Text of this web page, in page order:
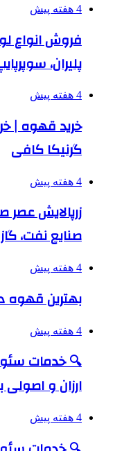
4 هفته پیش
پلیران،
4 هفته پیش
خرید قهوه |
گرنیکا کافی
4 هفته پیش
صنایع نفت،
4 هفته پیش
بهترین قهوه
4 هفته پیش
ارزان و اصولی
4 هفته پیش